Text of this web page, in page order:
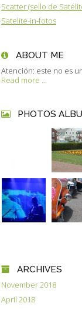
Scatter (sello de
Satelite-in-fotos
ABOUT ME
Atención: este no es
Read more ...
PHOTOS
ARCHIVES
November 2018
April 2018